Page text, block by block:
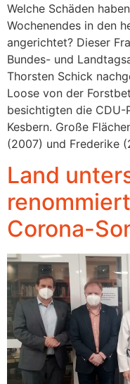
Welche Schäden
Wochenendes in den
angerichtet? Dieser
Bundes- und
Thorsten Schick
Loose von der
besichtigten die CDU-
Kesbern. Große
(2007) und Frederike
Land
Corona-